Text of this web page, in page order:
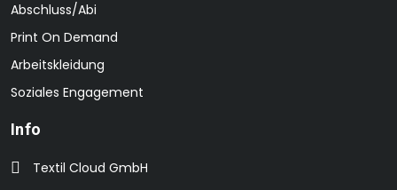
Abschluss/Abi
Print On Demand
Arbeitskleidung
Soziales Engagement
Info
Textil Cloud GmbH